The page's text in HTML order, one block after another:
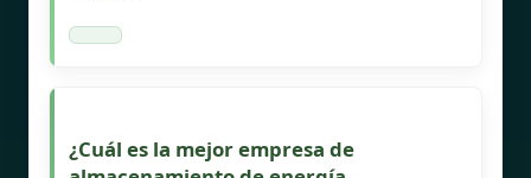
¿Cuál es la mejor empresa de